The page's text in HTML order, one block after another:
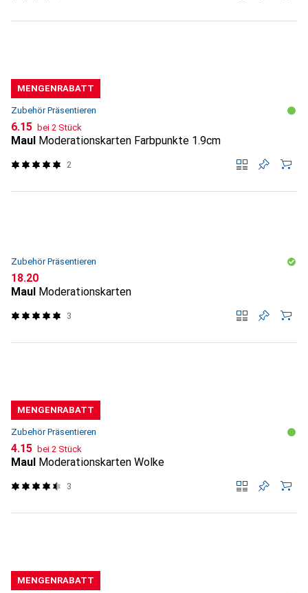
MENGENRABATT
Zubehör Präsentieren
CHF
6.15 bei 2 Stück
Maul Moderationskarten Farbpunkte 1.9cm
2
Zubehör Präsentieren
CHF
18.20
Maul Moderationskarten
3
MENGENRABATT
Zubehör Präsentieren
CHF
4.15 bei 2 Stück
Maul Moderationskarten Wolke
3
MENGENRABATT